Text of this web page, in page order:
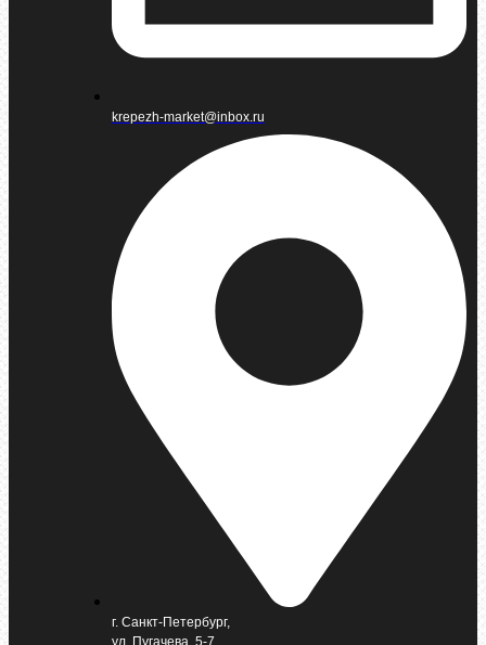
krepezh-market@inbox.ru
г. Санкт-Петербург,
ул. Пугачева, 5-7